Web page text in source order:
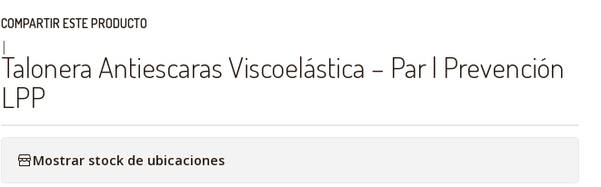
COMPARTIR ESTE PRODUCTO
|
Talonera Antiescaras Viscoelástica – Par | Prevención
LPP
Mostrar stock de ubicaciones